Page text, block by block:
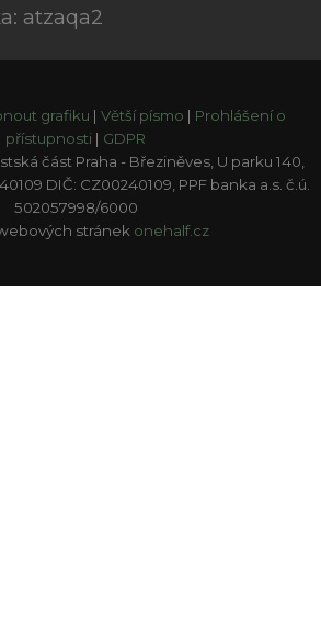
atzaqa2
grafiku | Větší písmo | Prohlášení o
přístupnosti | GDPR
část Praha - Březiněves, U parku 140,
DIČ: CZ00240109, PPF banka a.s. č.ú.
502057998/6000
stránek onehalf.cz